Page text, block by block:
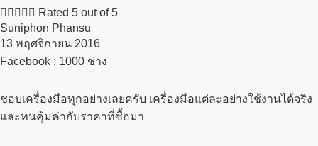
     Rated 5 out of 5
Suniphon Phansu
13 พฤศจิกายน 2016​
Facebook : 1000 ช่าง
ชอบเครื่องมือทุกอย่างเลยครับ เครื่องมือแต่ละอย่างใช้งานได้จริง
และทนคุ้มค่ากับราคาที่ซื้อมา